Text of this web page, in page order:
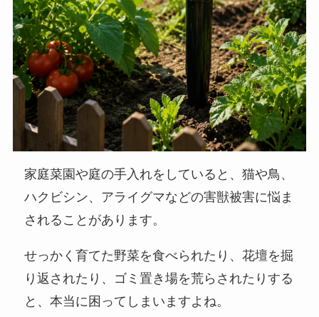
家庭菜園や庭の手入れをしていると、猫や鳥、
ハクビシン、アライグマなどの害獣被害に悩ま
されることがあります。
せっかく育てた野菜を食べられたり、花壇を掘
り返されたり、ゴミ置き場を荒らされたりする
と、本当に困ってしまいますよね。